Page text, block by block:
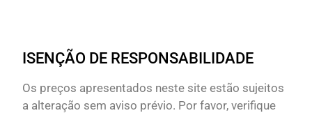
ISENÇÃO DE RESPONSABILIDADE
Os preços apresentados neste site estão sujeitos
a alteração sem aviso prévio. Por favor, verifique